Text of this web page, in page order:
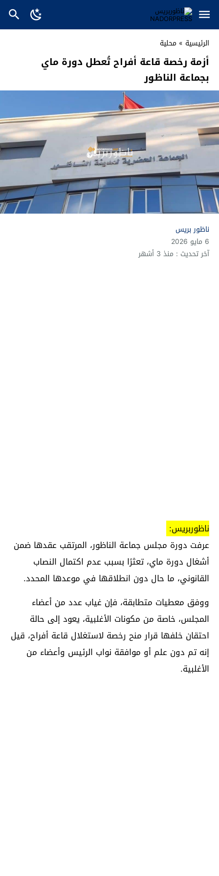
الرئيسية » محلية
أزمة رخصة قاعة أفراح تُعطل دورة ماي
بجماعة الناظور
ناظور بريس
6 مايو 2026
آخر تحديث : منذ 3 أشهر
ناظوربريس:
عرفت دورة مجلس جماعة الناظور، المرتقب عقدها ضمن
أشغال دورة ماي، تعثرًا بسبب عدم اكتمال النصاب
القانوني، ما حال دون انطلاقها في موعدها المحدد.
ووفق معطيات متطابقة، فإن غياب عدد من أعضاء
المجلس، خاصة من مكونات الأغلبية، يعود إلى حالة
احتقان خلفها قرار منح رخصة لاستغلال قاعة أفراح، قيل
إنه تم دون علم أو موافقة نواب الرئيس وأعضاء من
الأغلبية.